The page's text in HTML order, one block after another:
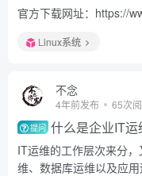
官方下载网址：https://
Linux系统
不念
4年前发布 65次
提问 什么是企业IT运
IT运维的工作层次来分
维、数据库运维以及应